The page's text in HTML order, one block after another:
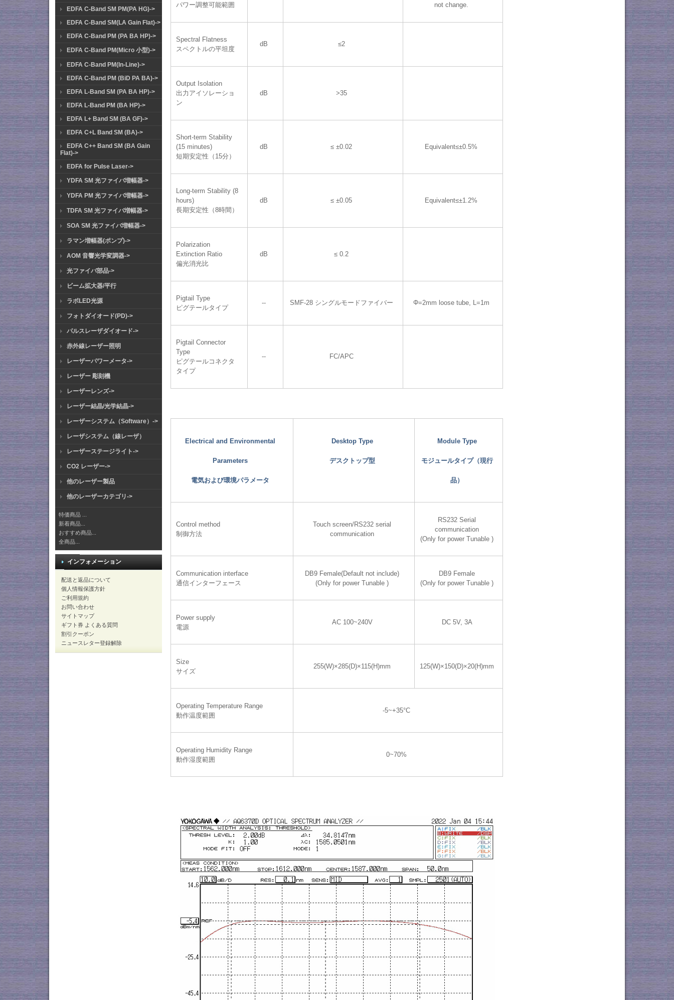
EDFA C-Band SM PM(PA HG)->
EDFA C-Band SM(LA Gain Flat)->
EDFA C-Band PM (PA BA HP)->
EDFA C-Band PM(Micro 小型)->
EDFA C-Band PM(In-Line)->
EDFA C-Band PM (BiD PA BA)->
EDFA L-Band SM (PA BA HP)->
EDFA L-Band PM (BA HP)->
EDFA L+ Band SM (BA GF)->
EDFA C+L Band SM (BA)->
EDFA C++ Band SM (BA Gain
Flat)->
EDFA for Pulse Laser->
YDFA SM 光ファイバ増幅器->
YDFA PM 光ファイバ増幅器->
TDFA SM 光ファイバ増幅器->
SOA SM 光ファイバ増幅器->
ラマン増幅器(ポンプ)->
AOM 音響光学変調器->
光ファイバ部品->
ビーム拡大器/平行
ラボLED光源
フォトダイオード(PD)->
パルスレーザダイオード->
赤外線レーザー照明
レーザーパワーメータ->
レーザー 彫刻機
レーザーレンズ->
レーザー結晶/光学結晶->
レーザーシステム（Software）->
レーザシステム（線レーザ）
レーザーステージライト->
CO2 レーザー->
他のレーザー製品
他のレーザーカテゴリ->
特価商品 ...
新着商品...
おすすめ商品...
全商品...
インフォメーション
配送と返品について
個人情報保護方針
ご利用規約
お問い合わせ
サイトマップ
ギフト券 よくある質問
割引クーポン
ニュースレター登録解除
パワー調整可能範囲
not change.
Spectral Flatness
スペクトルの平坦度
dB ≤2
Output Isolation
出力アイソレーショ
ン
dB >35
Short-term Stability
(15 minutes)
短期安定性（15分）
dB ≤ ±0.02 Equivalent≤±0.5%
Long-term Stability (8
hours)
長期安定性（8時間）
dB ≤ ±0.05 Equivalent≤±1.2%
Polarization
Extinction Ratio
偏光消光比
dB ≤ 0.2
Pigtail Type
ピグテールタイプ
-- SMF-28 シングルモードファイバー Φ=2mm loose tube, L=1m
Pigtail Connector
Type
ピグテールコネクタ
タイプ
-- FC/APC
Electrical and Environmental
Parameters
電気および環境パラメータ
Desktop Type
デスクトップ型
Module Type
モジュールタイプ（現行
品）
Control method
制御方法
Touch screen/RS232 serial
communication
RS232 Serial
communication
(Only for power Tunable )
Communication interface
通信インターフェース
DB9 Female(Default not include)
(Only for power Tunable )
DB9 Female
(Only for power Tunable )
Power supply
電源
AC 100~240V DC 5V, 3A
Size
サイズ
255(W)×285(D)×115(H)mm 125(W)×150(D)×20(H)mm
Operating Temperature Range
動作温度範囲
-5~+35°C
Operating Humidity Range
動作湿度範囲
0~70%